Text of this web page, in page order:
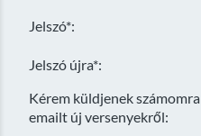
Jelszó*:
Jelszó újra*:
Kérem küldjenek számomra
emailt új versenyekről: